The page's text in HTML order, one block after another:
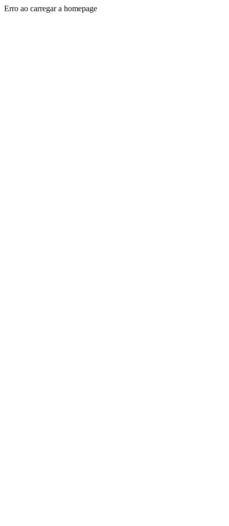
Erro ao carregar a homepage